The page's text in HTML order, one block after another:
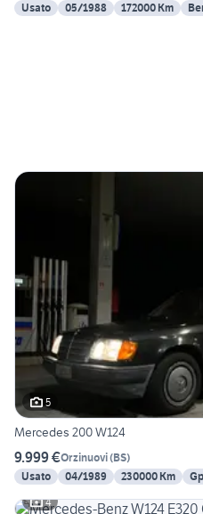
Usato
05/1988 172000 Km
5
Mercedes 200 W124
9.999 €Orzinuovi(BS)
Usato
04/1989 230000 Km
4